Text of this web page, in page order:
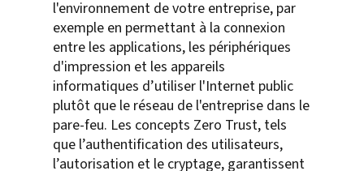
l'environnement de votre entreprise, par
exemple en permettant à la connexion
entre les applications, les périphériques
d'impression et les appareils
informatiques d’utiliser l'Internet public
plutôt que le réseau de l'entreprise dans le
pare-feu. Les concepts Zero Trust, tels
que l’authentification des utilisateurs,
l’autorisation et le cryptage, garantissent